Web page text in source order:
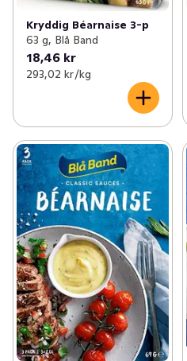
Kryddig Béarnaise 3-p
63 g, Blå Band
18,46 kr
293,02 kr /kg